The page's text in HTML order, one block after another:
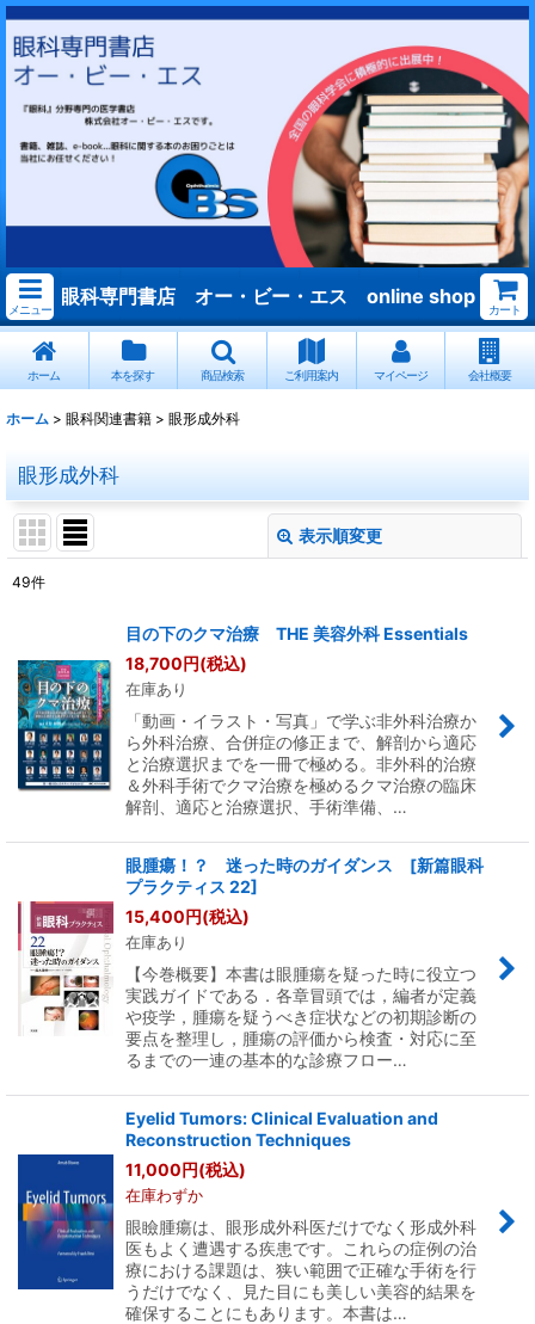
メニュー
眼科専門書店 オー・ビー・エス online shop
カート
ホーム 本を探す 商品検索 ご利用案内 マイページ 会社概要
ホーム > 眼科関連書籍 > 眼形成外科
眼形成外科
表示順変更
並び順:
絞り込む
49件
目の下のクマ治療 THE 美容外科 Essentials
18,700円(税込)
在庫あり
「動画・イラスト・写真」で学ぶ非外科治療か
ら外科治療、合併症の修正まで、解剖から適応
と治療選択までを一冊で極める。非外科的治療
＆外科手術でクマ治療を極めるクマ治療の臨床
解剖、適応と治療選択、手術準備、…
眼腫瘍！？ 迷った時のガイダンス [新篇眼科
プラクティス 22]
15,400円(税込)
在庫あり
【今巻概要】本書は眼腫瘍を疑った時に役立つ
実践ガイドである．各章冒頭では，編者が定義
や疫学，腫瘍を疑うべき症状などの初期診断の
要点を整理し，腫瘍の評価から検査・対応に至
るまでの一連の基本的な診療フロー…
Eyelid Tumors: Clinical Evaluation and
Reconstruction Techniques
11,000円(税込)
在庫わずか
眼瞼腫瘍は、眼形成外科医だけでなく形成外科
医もよく遭遇する疾患です。これらの症例の治
療における課題は、狭い範囲で正確な手術を行
うだけでなく、見た目にも美しい美容的結果を
確保することにもあります。本書は…